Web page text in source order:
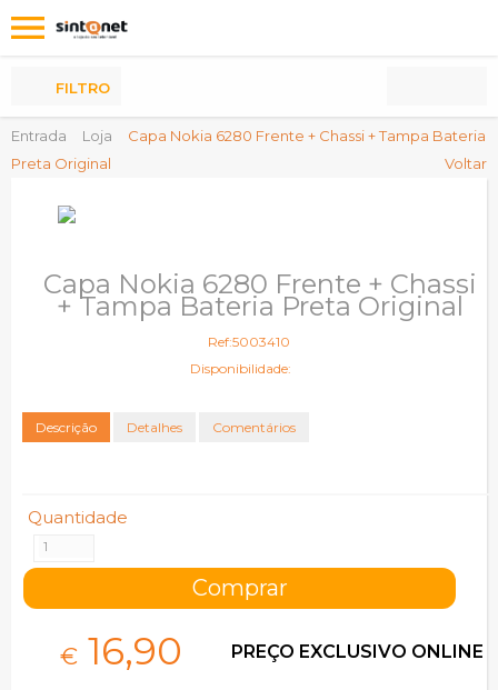
Entrada Loja
Capa Nokia 6280 Frente + Chassi + Tampa Bateria
Preta Original
Voltar
FILTRO
Capa Nokia 6280 Frente + Chassi
+ Tampa Bateria Preta Original
Ref:5003410
Disponibilidade:
Descrição Detalhes Comentários
Quantidade
€ 16,90 PREÇO EXCLUSIVO ONLINE